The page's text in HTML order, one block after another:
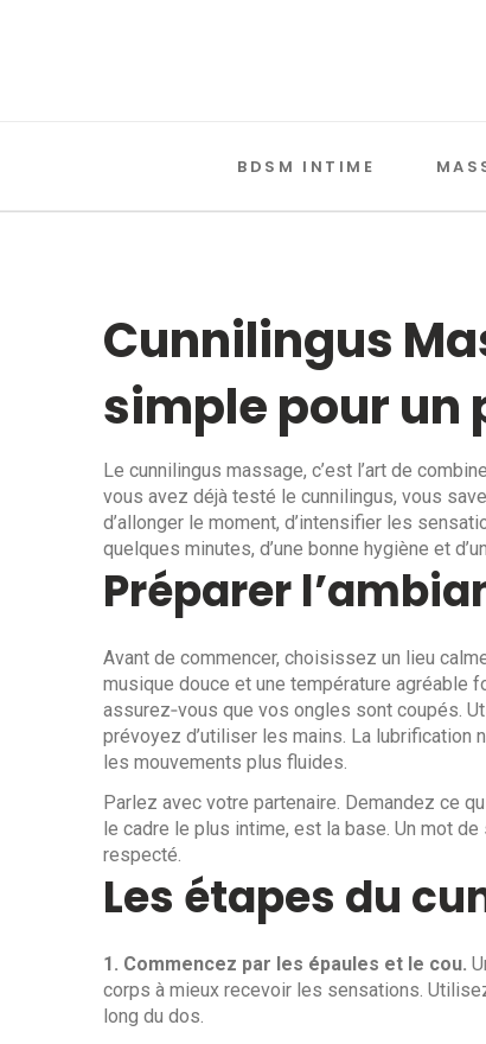
BDSM INTIME
Cunnilingus
simple pour
Le cunnilingus massage, c’est l’art de
vous avez déjà testé le cunnilingus, vous
d’allonger le moment, d’intensifier les
quelques minutes, d’une bonne hygiène et
Préparer
Avant de commencer, choisissez un lieu
musique douce et une température agréable
assurez‑vous que vos ongles sont coupés.
prévoyez d’utiliser les mains. La lubrification
les mouvements plus fluides.
Parlez avec votre partenaire. Demandez ce
le cadre le plus intime, est la base. Un mot
respecté.
Les étapes du
1. Commencez par les épaules et le cou.
corps à mieux recevoir les sensations.
long du dos.